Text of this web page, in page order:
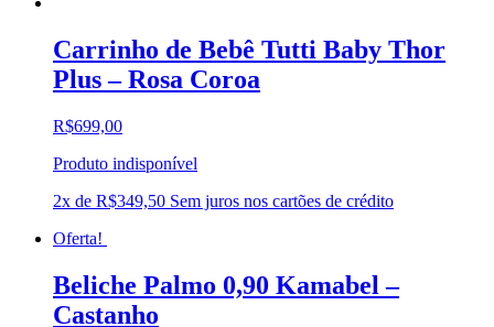
Carrinho de Bebê Tutti Baby Thor
Plus – Rosa Coroa
R$699,00
Produto indisponível
2x de R$349,50 Sem juros nos cartões de crédito
Oferta!
Beliche Palmo 0,90 Kamabel –
Castanho